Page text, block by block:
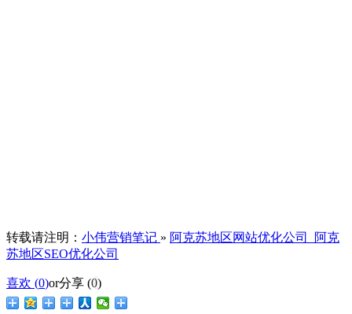
转载请注明： 小伟营销笔记 » 阿克苏地区网站优化公司_阿克
苏地区SEO优化公司
喜欢 (0)or分享 (0)